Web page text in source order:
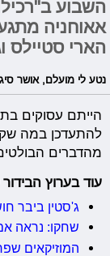
השבוע
אאוחניה
הארי סטיילס
נטע לי מועלם, אושר
הייתם עסוקים
להתעדכן במה
מהדברים
עוד בערוץ
ג'סטין ביבר
שחקו: נראה
המוזיקאים